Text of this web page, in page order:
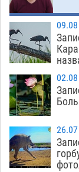
09.08
02.08
26.07